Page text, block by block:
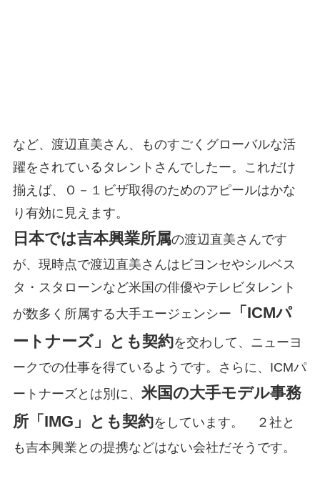
など、渡辺直美さん、ものすごくグローバルな活
躍をされているタレントさんでしたー。これだけ
揃えば、Ｏ－１ビザ取得のためのアピールはかな
り有効に見えます。
日本では吉本興業所属の渡辺直美さんです
が、現時点で渡辺直美さんはビヨンセやシルベス
タ・スタローンなど米国の俳優やテレビタレント
が数多く所属する大手エージェンシー
「ICMパ
ートナーズ」とも契約を交わして、ニューヨ
ークでの仕事を得ているようです。さらに、ICMパ
ートナーズとは別に、 米国の大手モデル事務
所「IMG」とも契約をしています。 ２社と
も吉本興業との提携などはない会社だそうです。